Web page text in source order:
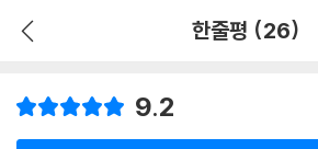
한줄평 (26)
9.2